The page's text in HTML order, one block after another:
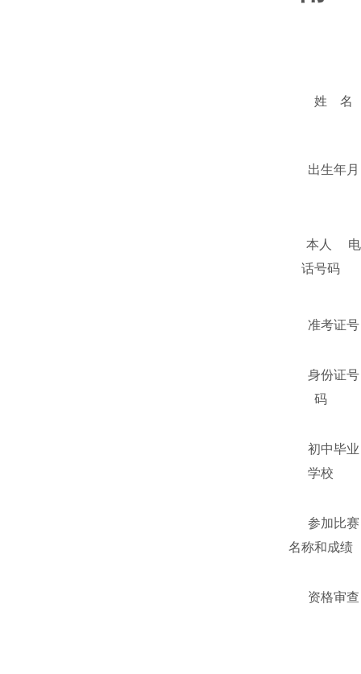
姓 名
出生年月
本人 电
话号码
准考证号
身份证号
码
初中毕业
学校
参加比赛
名称和成绩
资格审查